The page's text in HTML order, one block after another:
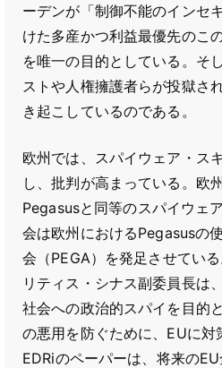
ーデンが「制御不能のインセ
けた多産かつ利益最優先のこ
を唯一の目的としている。そ
ストや人権擁護者らが投獄さ
き起こしているのである。
欧州では、スパイウェア・ス
し、批判が高まっている。欧
Pegasusと同等のスパイウェ
会は欧州におけるPegasusの
会（PEGA）を発足させてい
リティス・シナス副委員長は
社会への政治的スパイを目的
の悪用を防ぐために、EUに対
EDRiのペーパーは、将来の